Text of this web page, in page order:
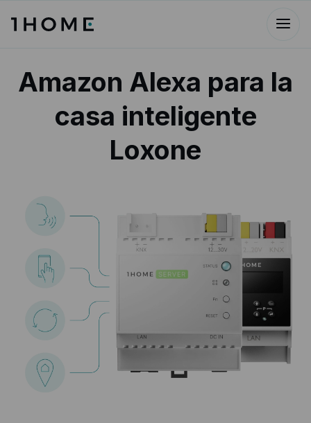
Amazon Alexa para la
casa inteligente
Loxone